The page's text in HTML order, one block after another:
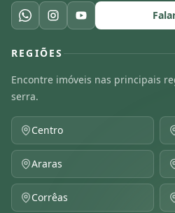
REGIÕES
Encontre imóveis nas principais
serra.
Centro
Araras
Corrêas